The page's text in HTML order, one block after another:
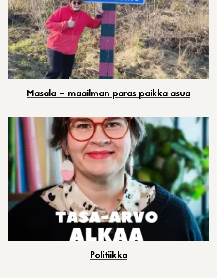
Masala – maailman paras paikka asua
Politiikka